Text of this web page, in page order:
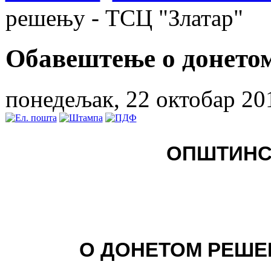
решењу - ТСЦ "Златар"
Обавештење о
понедељак, 22 октобар
О ДОНЕТОМ